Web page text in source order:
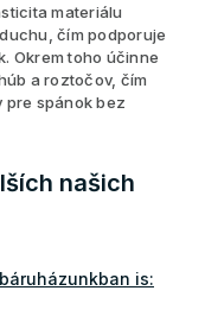
materiálu
čím podporuje
Okrem toho účinne
a roztočov, čím
pre spánok bez
našich
is: